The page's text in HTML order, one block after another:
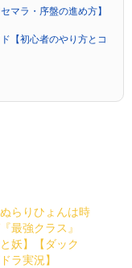
マラ・序盤の進め方】
【初心者のやり方とコ
ぬらりひょんは時
最強クラス』
と妖】【ダック
ラ実況】